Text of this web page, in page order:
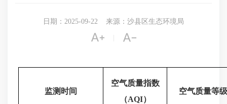
日期：2025-09-22 来源：沙县区生态环境局
 
监测时间
空气质量指数
（AQI）
空气质量等